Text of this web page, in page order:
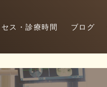
セス・診療時間 ブログ